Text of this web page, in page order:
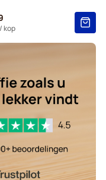
Gusto
Dolce Gusto
kop